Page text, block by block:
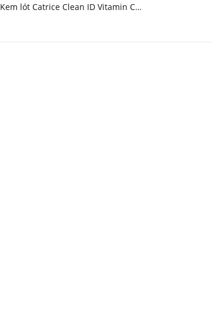
Kem lót Catrice Clean ID Vitamin C